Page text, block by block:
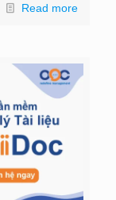
Read more